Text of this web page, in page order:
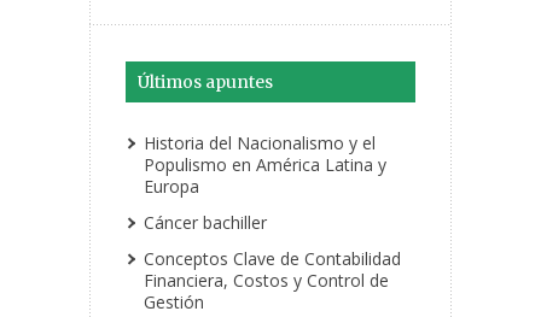
Últimos apuntes
Historia del Nacionalismo y el
Populismo en América Latina y
Europa
Cáncer bachiller
Conceptos Clave de Contabilidad
Financiera, Costos y Control de
Gestión